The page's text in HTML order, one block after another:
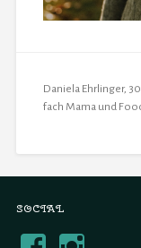
Daniela Ehrlinger,
fach Mama und
SOCIAL